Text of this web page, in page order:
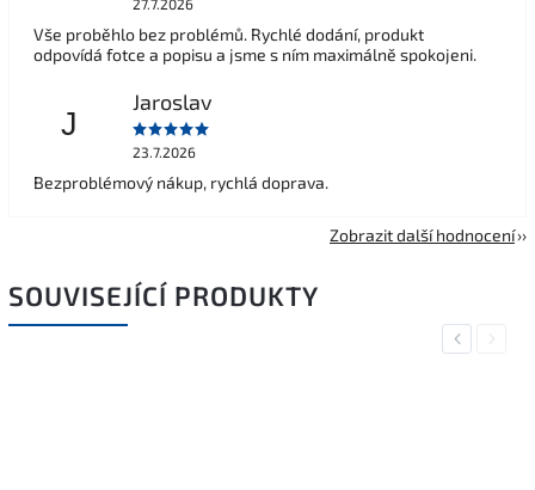
Vše proběhlo bez problémů. Rychlé dodání, produkt
odpovídá fotce a popisu a jsme s ním maximálně spokojeni.
J
Jaroslav
23.7.2026
Bezproblémový nákup, rychlá doprava.
Zobrazit další hodnocení
SOUVISEJÍCÍ PRODUKTY
PreviousNext